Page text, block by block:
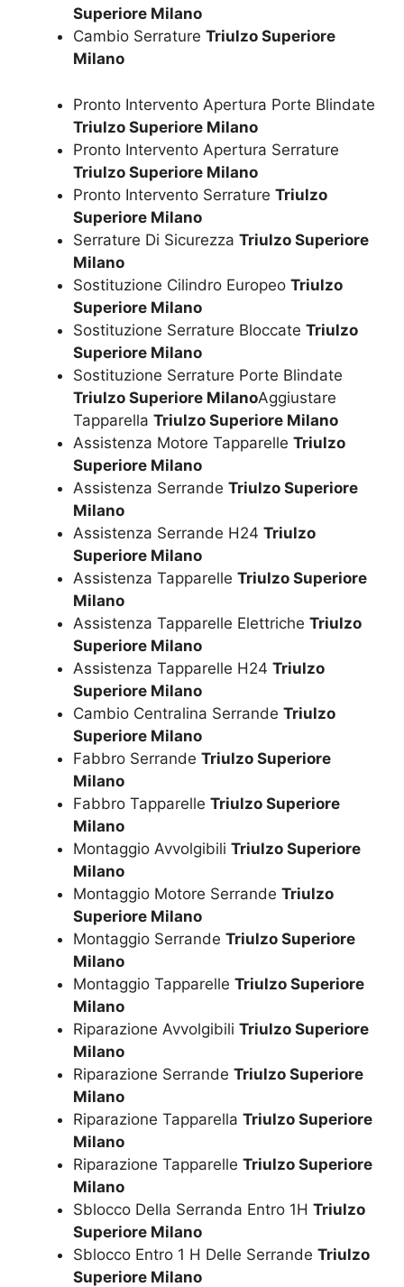
Superiore Milano
Cambio Serrature Triulzo Superiore
Milano
Pronto Intervento Apertura Porte Blindate
Triulzo Superiore Milano
Pronto Intervento Apertura Serrature
Triulzo Superiore Milano
Pronto Intervento Serrature Triulzo
Superiore Milano
Serrature Di Sicurezza Triulzo Superiore
Milano
Sostituzione Cilindro Europeo Triulzo
Superiore Milano
Sostituzione Serrature Bloccate Triulzo
Superiore Milano
Sostituzione Serrature Porte Blindate
Triulzo Superiore MilanoAggiustare
Tapparella Triulzo Superiore Milano
Assistenza Motore Tapparelle Triulzo
Superiore Milano
Assistenza Serrande Triulzo Superiore
Milano
Assistenza Serrande H24 Triulzo
Superiore Milano
Assistenza Tapparelle Triulzo Superiore
Milano
Assistenza Tapparelle Elettriche Triulzo
Superiore Milano
Assistenza Tapparelle H24 Triulzo
Superiore Milano
Cambio Centralina Serrande Triulzo
Superiore Milano
Fabbro Serrande Triulzo Superiore
Milano
Fabbro Tapparelle Triulzo Superiore
Milano
Montaggio Avvolgibili Triulzo Superiore
Milano
Montaggio Motore Serrande Triulzo
Superiore Milano
Montaggio Serrande Triulzo Superiore
Milano
Montaggio Tapparelle Triulzo Superiore
Milano
Riparazione Avvolgibili Triulzo Superiore
Milano
Riparazione Serrande Triulzo Superiore
Milano
Riparazione Tapparella Triulzo Superiore
Milano
Riparazione Tapparelle Triulzo Superiore
Milano
Sblocco Della Serranda Entro 1H Triulzo
Superiore Milano
Sblocco Entro 1 H Delle Serrande Triulzo
Superiore Milano